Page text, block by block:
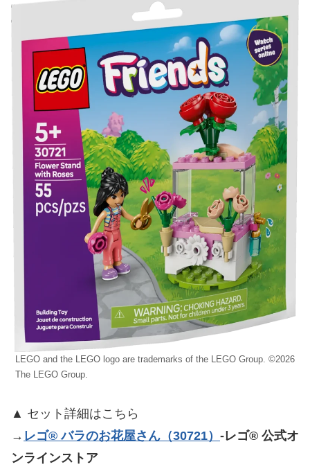
LEGO and the LEGO logo are trademarks of the LEGO Group. ©2026
The LEGO Group.
▲ セット詳細はこちら
→ レゴ® バラのお花屋さん（30721） -レゴ® 公式オ
ンラインストア